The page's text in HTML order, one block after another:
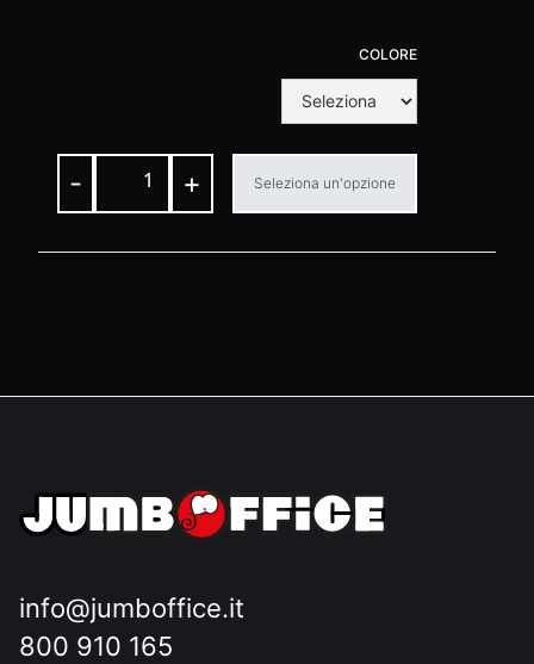
COLORE
- + Seleziona un'opzione
info@jumboffice.it
800 910 165